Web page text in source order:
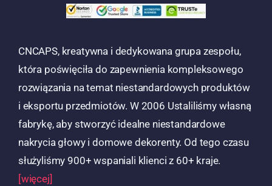
CNCAPS, kreatywna i dedykowana grupa zespołu,
która poświęciła do zapewnienia kompleksowego
rozwiązania na temat niestandardowych produktów
i eksportu przedmiotów. W 2006 Ustaliliśmy własną
fabrykę, aby stworzyć idealne niestandardowe
nakrycia głowy i domowe dekorenty. Od tego czasu
służyliśmy 900+ wspaniali klienci z 60+ kraje.
[więcej]